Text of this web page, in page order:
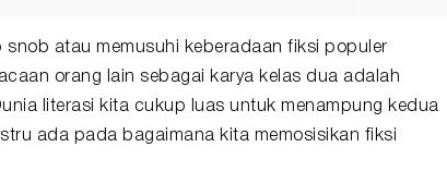
snob atau memusuhi keberadaan fiksi populer
orang lain sebagai karya kelas dua adalah
literasi kita cukup luas untuk menampung kedua
ada pada bagaimana kita memosisikan fiksi